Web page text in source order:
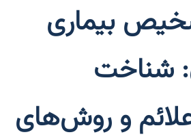
بیماری
شناخت
و روش‌های